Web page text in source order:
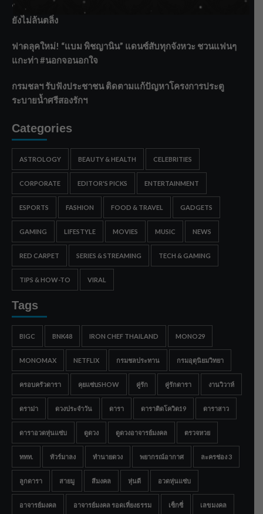
ชลประทานเชียงใหม่เร่งพร่องน้ำแม่น้ำปิง รับมวลน้ำเหนือ ย้ำ
ยังไม่ล้นตลิ่ง
ฟาดลุคใหม่! “แบม พิชญานิน” แดนซ์สับทุกจังหวะ ชวนแฟนๆ
แกะท่า #นอกจอนอกใจ
กรมชลฯ รับฟังประชาชน ติดตามแก้ปัญหาโครงการประตู
ระบายน้ำศรีสองรักฯ
Categories
ASTROLOGY BEAUTY & HEALTH CELEBRITIES
CORPORATE EDITOR'S PICKS ENTERTAINMENT
ESPORTS FASHION FOOD & TRAVEL GADGETS
GAMING LIFESTYLE MOVIES MUSIC NEWS
RED CARPET SERIES & STREAMING TECH & GAMING
TIPS & HOW-TO VIRAL
Tags
BIGC BNK48 IRON CHEF THAILAND MONO29
MONOMAX NETFLIX กรมชลประทาน กรมอุตุนิยมวิทยา
ครอบครัวดารา คุยแซ่บSHOW คู่รัก คู่รักดารา งานวิวาห์
ดราม่า ดวงประจำวัน ดารา ดาราติดโควิด19 ดาราสาว
ดาราอวดหุ่นแซ่บ ดูดวง ดูดวงอาจารย์มงคล ตรวจหวย
ททท. ทัวร์มาลง ทำนายดวง พยากรณ์อากาศ ละครช่อง 3
ลูกดารา สายมู สีมงคล หุ่นดี อวดหุ่นแซ่บ
อาจารย์มงคล อาจารย์มงคล รอดเที่ยงธรรม เซ็กซี่ เลขมงคล